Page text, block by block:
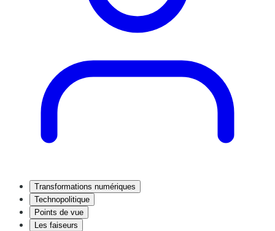
Transformations numériques
Technopolitique
Points de vue
Les faiseurs